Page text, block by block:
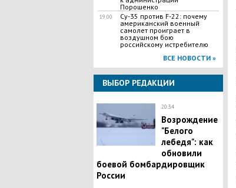
Порошенко
19:00
Су-35 против F-22: почему
американский военный
самолет проиграет в
воздушном бою
российскому истребителю
ВСЕ НОВОСТИ »
ВЫБОР РЕДАКЦИИ
20:34
Возрождение
"Белого
лебедя": как
обновили
боевой бомбардировщик
России